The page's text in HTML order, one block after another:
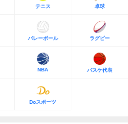
テニス 卓球
バレーボール ラグビー
NBA バスケ代表
Doスポーツ